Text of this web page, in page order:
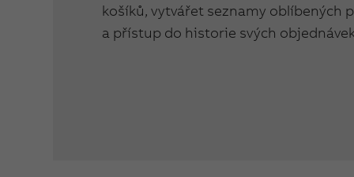
košíků, vytvářet seznamy oblíbených
a přístup do historie svých